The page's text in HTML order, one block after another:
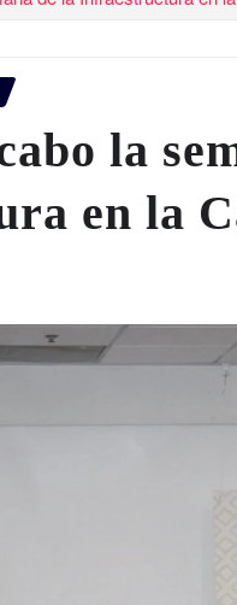
la
en la